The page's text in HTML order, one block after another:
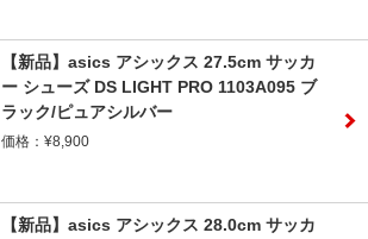
【新品】asics アシックス 27.5cm サッカ
ー シューズ DS LIGHT PRO 1103A095 ブ
ラック/ピュアシルバー
価格：¥8,900
【新品】asics アシックス 28.0cm サッカ